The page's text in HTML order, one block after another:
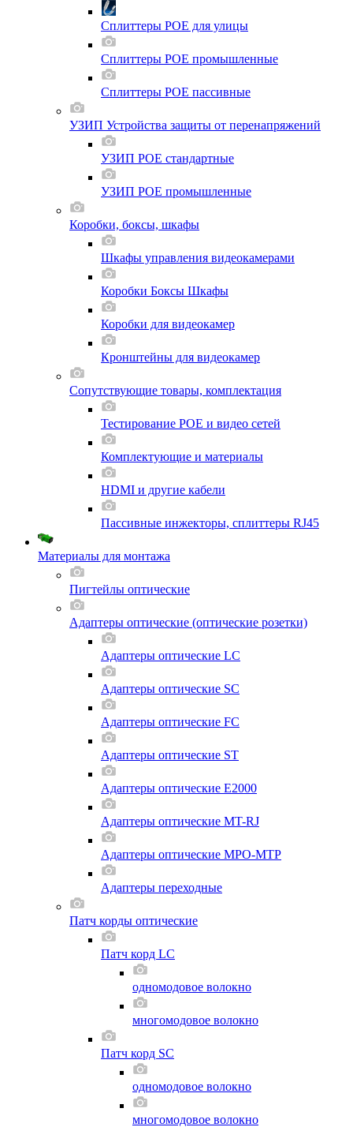
Сплиттеры POE для улицы
Сплиттеры POE промышленные
Сплиттеры POE пассивные
УЗИП Устройства защиты от перенапряжений
УЗИП POE стандартные
УЗИП POE промышленные
Коробки, боксы, шкафы
Шкафы управления видеокамерами
Коробки Боксы Шкафы
Коробки для видеокамер
Кронштейны для видеокамер
Сопутствующие товары, комплектация
Тестирование POE и видео сетей
Комплектующие и материалы
HDMI и другие кабели
Пассивные инжекторы, сплиттеры RJ45
Материалы для монтажа
Пигтейлы оптические
Адаптеры оптические (оптические розетки)
Адаптеры оптические LC
Адаптеры оптические SC
Адаптеры оптические FC
Адаптеры оптические ST
Адаптеры оптические E2000
Адаптеры оптические MT-RJ
Адаптеры оптические MPO-MTP
Адаптеры переходные
Патч корды оптические
Патч корд LC
одномодовое волокно
многомодовое волокно
Патч корд SC
одномодовое волокно
многомодовое волокно